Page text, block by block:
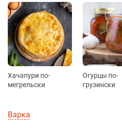
Хачапури по-
мегрельски
Огурцы по-
грузински
Варка